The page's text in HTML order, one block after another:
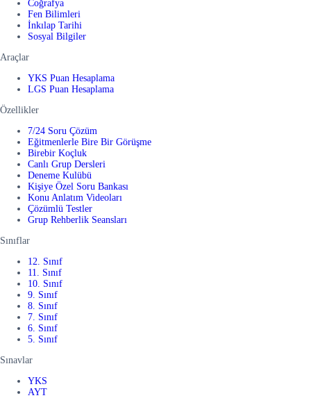
Coğrafya
Fen Bilimleri
İnkılap Tarihi
Sosyal Bilgiler
Araçlar
YKS Puan Hesaplama
LGS Puan Hesaplama
Özellikler
7/24 Soru Çözüm
Eğitmenlerle Bire Bir Görüşme
Birebir Koçluk
Canlı Grup Dersleri
Deneme Kulübü
Kişiye Özel Soru Bankası
Konu Anlatım Videoları
Çözümlü Testler
Grup Rehberlik Seansları
Sınıflar
12. Sınıf
11. Sınıf
10. Sınıf
9. Sınıf
8. Sınıf
7. Sınıf
6. Sınıf
5. Sınıf
Sınavlar
YKS
AYT